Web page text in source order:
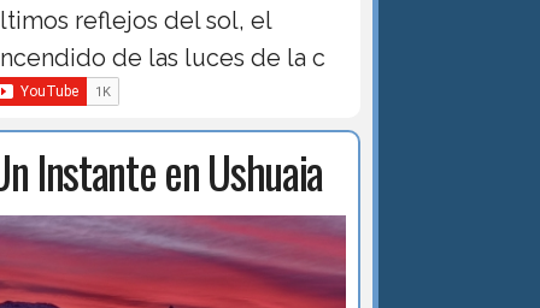
reflejos del sol, el
de las luces de la c
Instante en Ushuaia